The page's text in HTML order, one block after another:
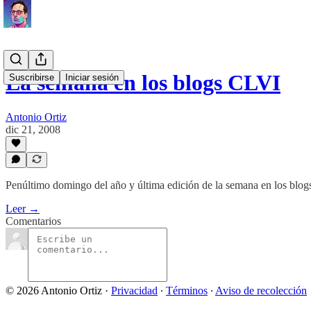
Suscribirse Iniciar sesión
La semana en los blogs CLVI
Antonio Ortiz
dic 21, 2008
Penúltimo domingo del año y última edición de la semana en los
Leer →
Comentarios
© 2026 Antonio Ortiz · Privacidad ∙ Términos ∙ Aviso de recolección